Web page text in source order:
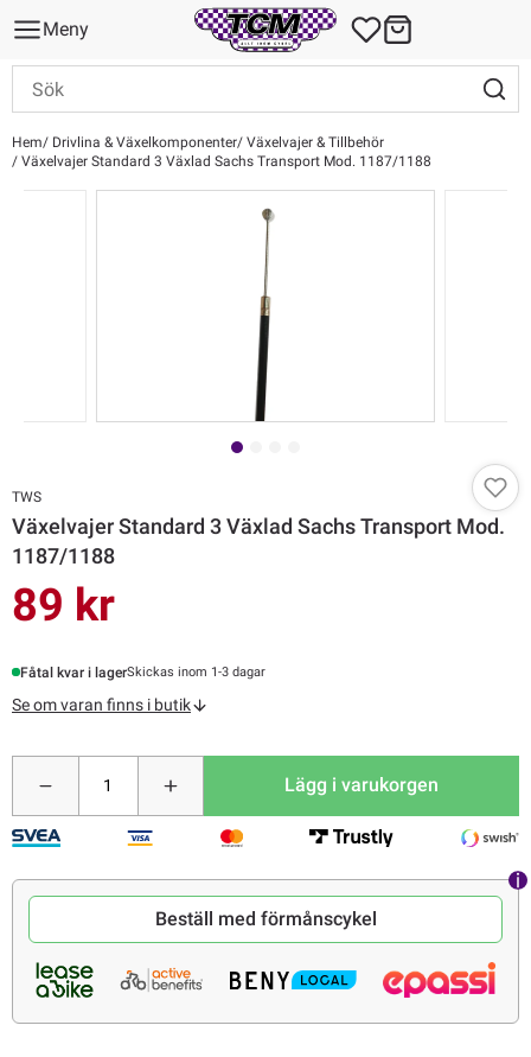
Meny
Hem Drivlina & Växelkomponenter Växelvajer & Tillbehör
Växelvajer Standard 3 Växlad Sachs Transport Mod. 1187/1188
TWS
Växelvajer Standard 3 Växlad Sachs Transport Mod.
1187/1188
89 kr
Fåtal kvar i lagerSkickas inom 1-3 dagar
Se om varan finns i butik
Lägg i varukorgen
Beställ med förmånscykel